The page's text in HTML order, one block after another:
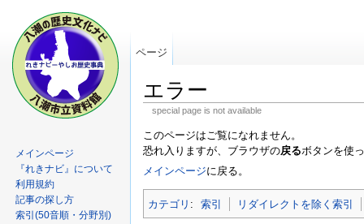
エラー
special page is not available
このページはご覧になれません。
恐れ入りますが、ブラウザの戻るボタンを使
メインページに戻る。
カテゴリ : 索引 リダイレクトを除く索引
ページ
メインページ
『れきナビ』について
利用規約
記事の探し方
索引(50音順・分野別)